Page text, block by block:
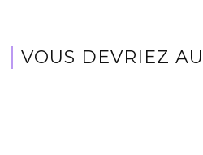
VOUS DEVRIEZ